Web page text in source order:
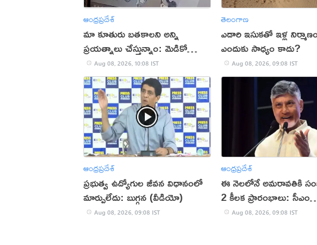
ఆంధ్రప్రదేశ్
మా కూతురు బతకాలని అన్ని
ప్రయత్నాలు చేస్తున్నాం: మెడికో
ప్రియాంక తండ్రి
Aug 08, 2026, 10:08 IST
తెలంగాణ
ఎడారి ఇసుకతో ఇళ్ల
ఎందుకు సాధ్యం కాదు?
Aug 08, 2026, 09:08 IST
ఆంధ్రప్రదేశ్
ప్రభుత్వ ఉద్యోగుల జీవన విధానంలో
మార్పులేదు: బుగ్గన (వీడియో)
Aug 08, 2026, 09:08 IST
ఆంధ్రప్రదేశ్
ఈ నెలలోనే అమరావతికి
2 కీలక ప్రారంభాలు: సీఎం
చంద్రబాబు
Aug 08, 2026, 09:08 IST